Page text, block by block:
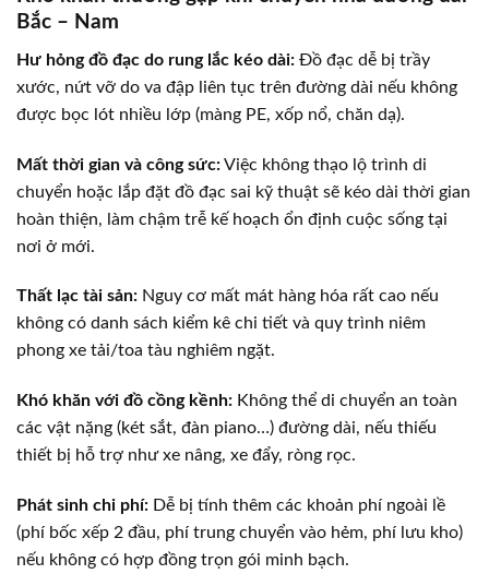
Bắc – Nam
Hư hỏng đồ đạc do rung lắc kéo dài: Đồ đạc dễ bị trầy
xước, nứt vỡ do va đập liên tục trên đường dài nếu không
được bọc lót nhiều lớp (màng PE, xốp nổ, chăn dạ).
Mất thời gian và công sức:Việc không thạo lộ trình di
chuyển hoặc lắp đặt đồ đạc sai kỹ thuật sẽ kéo dài thời gian
hoàn thiện, làm chậm trễ kế hoạch ổn định cuộc sống tại
nơi ở mới.
Thất lạc tài sản: Nguy cơ mất mát hàng hóa rất cao nếu
không có danh sách kiểm kê chi tiết và quy trình niêm
phong xe tải/toa tàu nghiêm ngặt.
Khó khăn với đồ cồng kềnh: Không thể di chuyển an toàn
các vật nặng (két sắt, đàn piano…) đường dài, nếu thiếu
thiết bị hỗ trợ như xe nâng, xe đẩy, ròng rọc.
Phát sinh chi phí: Dễ bị tính thêm các khoản phí ngoài lề
(phí bốc xếp 2 đầu, phí trung chuyển vào hẻm, phí lưu kho)
nếu không có hợp đồng trọn gói minh bạch.